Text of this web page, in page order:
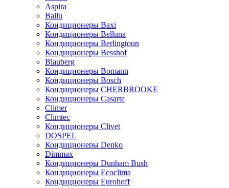
Aspira
Ballu
Кондиционеры Baxi
Кондиционеры Belluna
Кондиционеры Berlingtoun
Кондиционеры Besshof
Blauberg
Кондиционеры Bomann
Кондиционеры Bosch
Кондиционеры CHERBROOKE
Кондиционеры Casarte
Climer
Climtec
Кондиционеры Clivet
DOSPEL
Кондиционеры Denko
Dimmax
Кондиционеры Dunham Bush
Кондиционеры Ecoclima
Кондиционеры Eurohoff